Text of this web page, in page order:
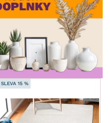
min. cm max. cm
min. cm max.
min. cm max. cm
SLEVA 15 %